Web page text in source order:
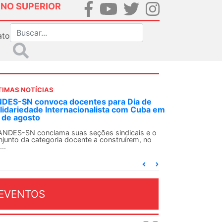
SUPERIOR
NOTÍCIAS
decisão inédita, Justiça Federal condena
agente da ditadura por estupro
uma decisão considerada histórica, a 2ª Vara
Criminal do Rio de Janeiro condenou o...
2026